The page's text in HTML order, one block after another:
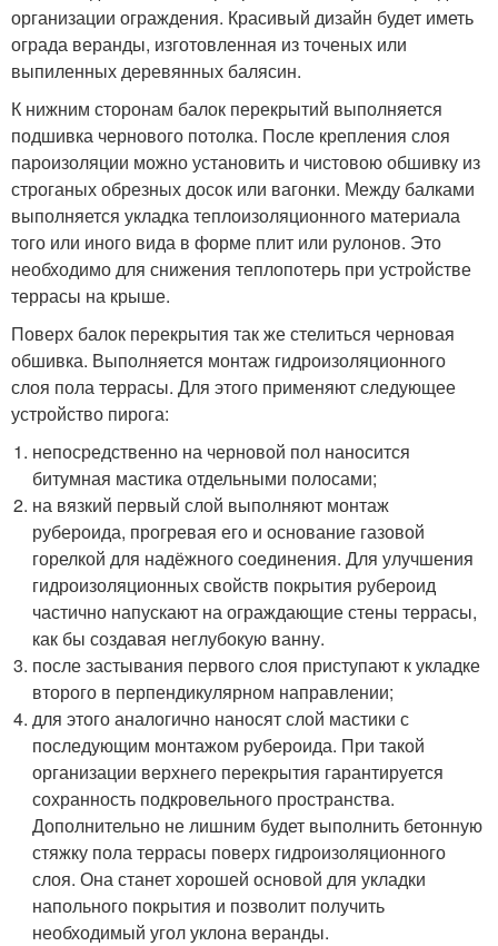
организации ограждения. Красивый дизайн будет иметь
ограда веранды, изготовленная из точеных или
выпиленных деревянных балясин.
К нижним сторонам балок перекрытий выполняется
подшивка чернового потолка. После крепления слоя
пароизоляции можно установить и чистовою обшивку из
строганых обрезных досок или вагонки. Между балками
выполняется укладка теплоизоляционного материала
того или иного вида в форме плит или рулонов. Это
необходимо для снижения теплопотерь при устройстве
террасы на крыше.
Поверх балок перекрытия так же стелиться черновая
обшивка. Выполняется монтаж гидроизоляционного
слоя пола террасы. Для этого применяют следующее
устройство пирога:
непосредственно на черновой пол наносится
битумная мастика отдельными полосами;
на вязкий первый слой выполняют монтаж
рубероида, прогревая его и основание газовой
горелкой для надёжного соединения. Для улучшения
гидроизоляционных свойств покрытия рубероид
частично напускают на ограждающие стены террасы,
как бы создавая неглубокую ванну.
после застывания первого слоя приступают к укладке
второго в перпендикулярном направлении;
для этого аналогично наносят слой мастики с
последующим монтажом рубероида. При такой
организации верхнего перекрытия гарантируется
сохранность подкровельного пространства.
Дополнительно не лишним будет выполнить бетонную
стяжку пола террасы поверх гидроизоляционного
слоя. Она станет хорошей основой для укладки
напольного покрытия и позволит получить
необходимый угол уклона веранды.